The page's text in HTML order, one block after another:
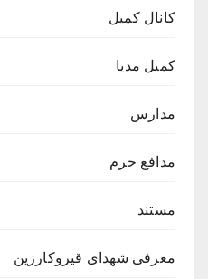
کانال کمیل
کمیل مدیا
مدارس
مدافع حرم
مستند
معرفی شهدای قیروکارزین